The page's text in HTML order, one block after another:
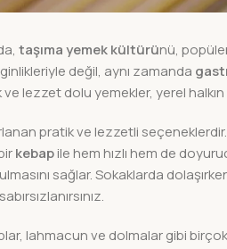
taşıma yemek kültürünü,
değil, aynı zamanda
lezzet dolu yemekler, yerel halkın
pratik ve lezzetli
kebapile hem hızlı hem de
sağlar. Sokaklarda
lahmacun ve dolmalar gibi